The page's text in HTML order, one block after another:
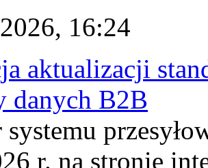
16:24
aktualizacji
danych B2B
systemu
r. na stronie